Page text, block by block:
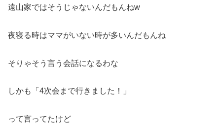
遠山家ではそうじゃないんだもんねw
夜寝る時はママがいない時が多いんだもんね
そりゃそう言う会話になるわな
しかも「4次会まで行きました！」
って言ってたけど